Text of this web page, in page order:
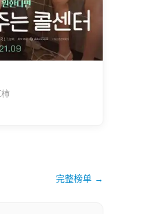
完整榜单 →